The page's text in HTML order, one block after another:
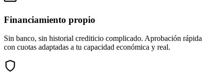
Financiamiento propio
Sin banco, sin historial crediticio complicado. Aprobación rápida
con cuotas adaptadas a tu capacidad económica y real.